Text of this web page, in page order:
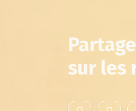
sur les